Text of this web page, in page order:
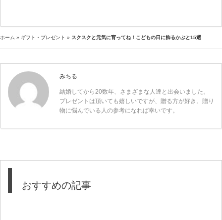
ホーム » ギフト・プレゼント » スクスクと元気に育ってね！こどもの日に飾るかぶと15選
みちる
結婚してから20数年、さまざまな人達と出会いました。
プレゼントは頂いても嬉しいですが、贈る方が好き。贈り
物に悩んでいる人の参考になれば幸いです。
おすすめの記事